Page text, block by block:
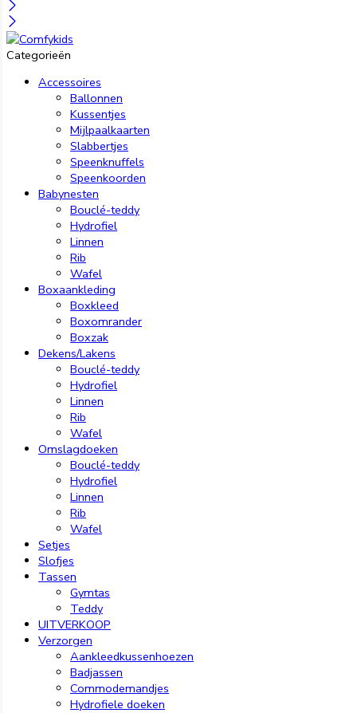
Categorieën
Accessoires
Ballonnen
Kussentjes
Mijlpaalkaarten
Slabbertjes
Speenknuffels
Speenkoorden
Babynesten
Bouclé-teddy
Hydrofiel
Linnen
Rib
Wafel
Boxaankleding
Boxkleed
Boxomrander
Boxzak
Dekens/Lakens
Bouclé-teddy
Hydrofiel
Linnen
Rib
Wafel
Omslagdoeken
Bouclé-teddy
Hydrofiel
Linnen
Rib
Wafel
Setjes
Slofjes
Tassen
Gymtas
Teddy
UITVERKOOP
Verzorgen
Aankleedkussenhoezen
Badjassen
Commodemandjes
Hydrofiele doeken